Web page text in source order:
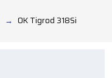
OK Tigrod 318Si